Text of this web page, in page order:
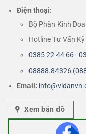
Điện thoại:
Bộ Phận Kinh
Hotline Tư Vấn
0385 22 44 66 -
08888.84326
Email: info@vidanvn.
Xem bản đồ